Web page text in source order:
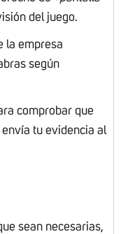
del juego.
la empresa
según
comprobar que
tu evidencia al
sean necesarias,